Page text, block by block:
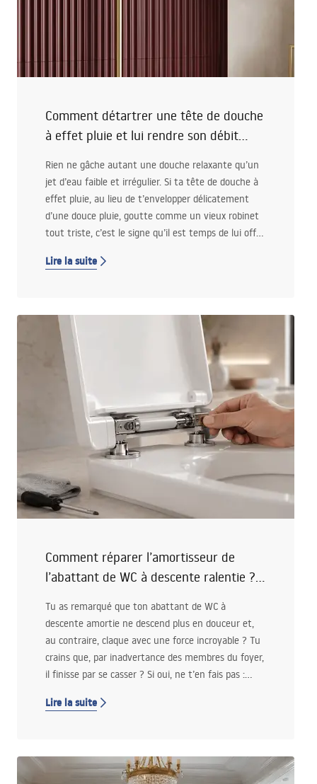
Comment détartrer une tête de douche
à effet pluie et lui rendre son débit
Rien ne gâche autant une douche relaxante qu’un
jet d’eau faible et irrégulier. Si ta tête de douche à
effet pluie, au lieu de t’envelopper délicatement
d’une douce pluie, goutte comme un vieux robinet
tout triste, c’est le signe qu’il est temps de lui offrir
buses est l’ennemi numéro un de ta salle de bains.
pluie pour qu’elle fonctionne à nouveau comme
neuve. Jette un œil ci‑dessous !
Lire la suite
Comment réparer l’amortisseur de
l’abattant de WC à descente ralentie ?
Tu as remarqué que ton abattant de WC à
descente amortie ne descend plus en douceur et,
au contraire, claque avec une force incroyable ? Tu
crains que, par inadvertance des membres du foyer,
il finisse par se casser ? Si oui, ne t’en fais pas :
sans devoir remplacer tout l’abattant. Dans cet
fluide et silencieux.
Lire la suite